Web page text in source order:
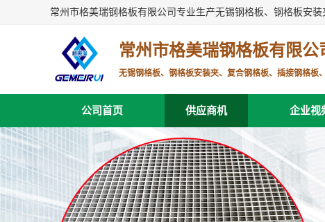
常州市格美瑞钢格板有限公司专业生产无锡钢格板、钢格板安
常州市格美瑞钢格板有限公
无锡钢格板、钢格板安装夹、复合钢格板、插接钢格板
公司首页 供应商机 企业视